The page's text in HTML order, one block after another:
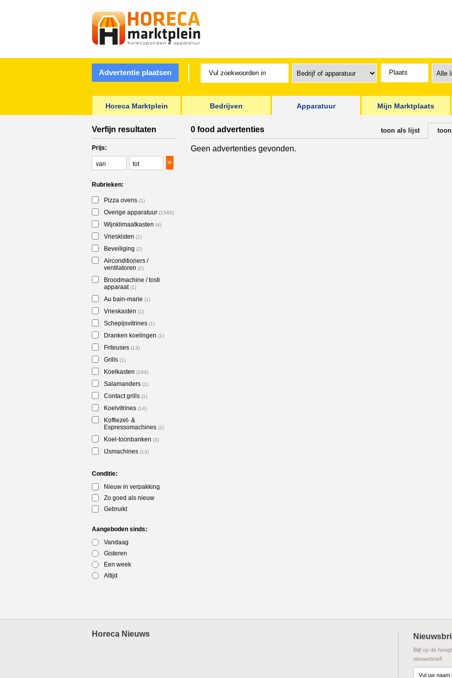
Advertentie plaatsen
Horeca Marktplein Bedrijven Apparatuur Mijn Marktplaats
Verfijn resultaten
Prijs:
Rubrieken:
Pizza ovens (1)
Overige apparatuur (1560)
Wijnklimaatkasten (4)
Vrieskisten (1)
Beveiliging (2)
Airconditioners /
ventilatoren (2)
Broodmachine / tosti
apparaat(1)
Au bain-marie (1)
Vrieskasten (1)
Schepijsvitrines (1)
Dranken koelingen (1)
Friteuses (13)
Grills (1)
Koelkasten (104)
Salamanders (1)
Contact grills (1)
Koelvitrines (14)
Koffiezet- &
Espressomachines (2)
Koel-toonbanken (3)
IJsmachines (13)
Conditie:
Nieuw in verpakking
Zo goed als nieuw
Gebruikt
Aangeboden sinds:
Vandaag
Gisteren
Een week
Altijd
0 food advertenties toon als lijst
Geen advertenties gevonden.
Horeca Nieuws
Blijf op de
nieuwsbrief!